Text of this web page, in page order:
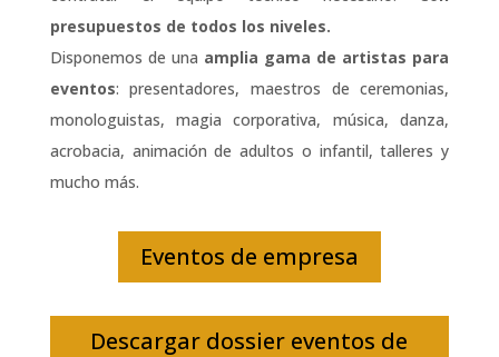
presupuestos de todos los niveles.
Disponemos de una amplia gama de artistas para
eventos: presentadores, maestros de ceremonias,
monologuistas, magia corporativa, música, danza,
acrobacia, animación de adultos o infantil, talleres y
mucho más.
Eventos de empresa
Descargar dossier eventos de